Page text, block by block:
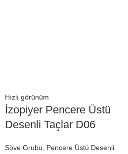
Hızlı görünüm
İzopiyer Pencere Üstü
Desenli Taçlar D06
Söve Grubu, Pencere Üstü Desenli